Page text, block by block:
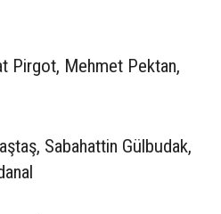
Pirgot, Mehmet Pektan,
Sabahattin Gülbudak,